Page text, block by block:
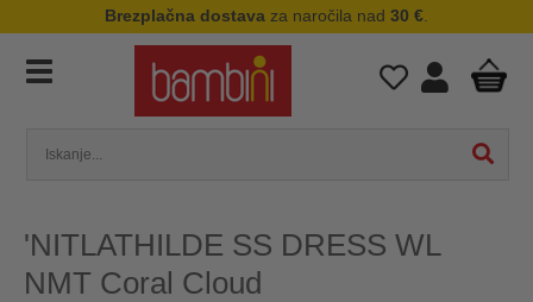
Brezplačna dostava za naročila nad 30 €
'NITLATHILDE SS DRESS WL
NMT Coral Cloud